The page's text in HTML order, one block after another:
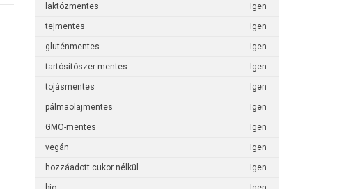
laktózmentes Igen
tejmentes Igen
gluténmentes Igen
tartósítószer-mentes Igen
tojásmentes Igen
pálmaolajmentes Igen
GMO-mentes Igen
vegán Igen
hozzáadott cukor nélkül Igen